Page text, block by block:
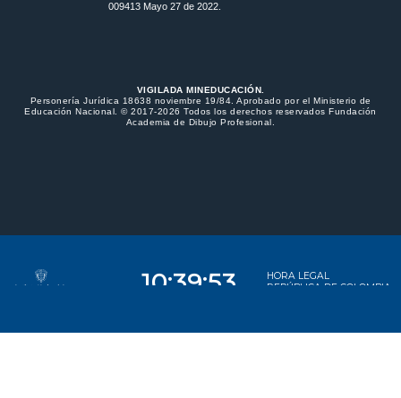
009413 Mayo 27 de 2022.
VIGILADA MINEDUCACIÓN.
Personería Jurídica 18638 noviembre 19/84. Aprobado por el Ministerio de
Educación Nacional. © 2017-2026 Todos los derechos reservados Fundación
Academia de Dibujo Profesional.